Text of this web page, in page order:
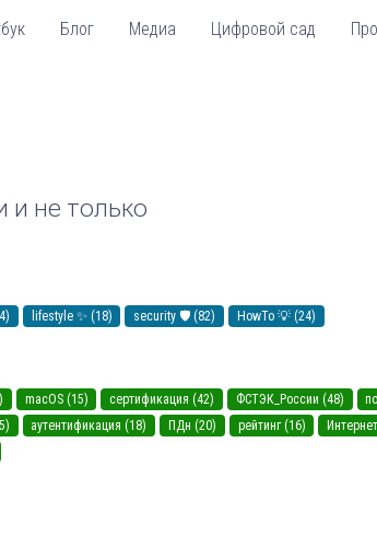
Блог Медиа Цифровой сад
не только
lifestyle ✨ (18) security 🛡️ (82) HowTo 💡 (24)
macOS (15) сертификация (42) ФСТЭК_России (48)
аутентификация (18) ПДн (20) рейтинг (16)